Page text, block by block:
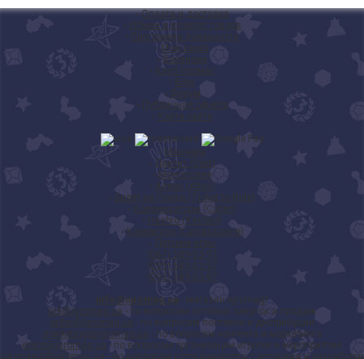
◦Оплата и доставка
Обмен и возврат товара
Программа лояльности
◦ Мой заказ
◦ Вакансии
Клуб Ігромаг
Блог
◦ Форум
Публичная оферта
Карта сайта
◦ Манчкин
◦ Диксит (Dixit)
Монополия
Алиас (Alias)
Билет на Поезд (Ticket to Ride)
◦ Колонизаторы (Catan)
Hasbro (Хасбро)
◦ Каркассон (Carcassonne)
Детские игры
(067) 589-03-97
(095) 589-03-97
(093) 589-03-97
info@igromag.ua - магазин Igromagг
opt@igromag.ua - по вопросам оптовых закупок и продаж
order@igromag.ua - по вопросам поставок и дистрибуции
marketing@igromag.ua - по вопросам контента и маркетинга
event@igromag.ua - по вопросам организации игротек и мероприятий
ua-project@igromag.ua - по вопросам сотрудничества с авторами и разработки